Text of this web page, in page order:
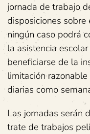
jornada de trabajo
disposiciones
ningún caso podrá
la asistencia
beneficiarse de la
limitación
diarias como
Las jornadas serán
trate de trabajos